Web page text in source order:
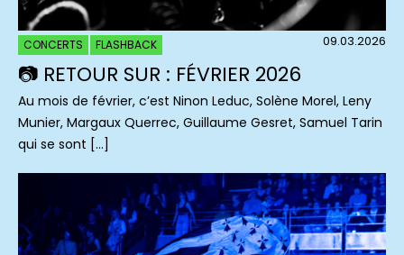
CONCERTS FLASHBACK 09.03.2026
📷 RETOUR SUR : FÉVRIER 2026
Au mois de février, c’est Ninon Leduc, Solène Morel, Leny
Munier, Margaux Querrec, Guillaume Gesret, Samuel Tarin
qui se sont […]